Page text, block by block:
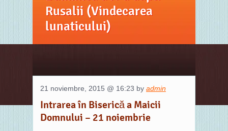
Rusalii (Vindecarea
lunaticului)
21 noviembre, 2015 @ 16:23 by admin
Intrarea în Biserică a Maicii
Domnului – 21 noiembrie